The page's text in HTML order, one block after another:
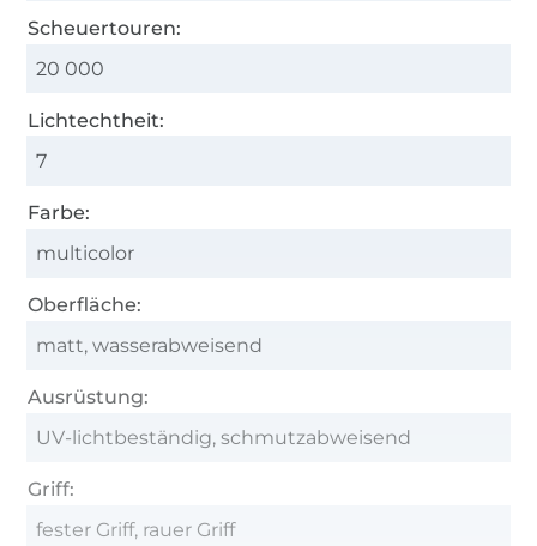
Scheuertouren:
20 000
Lichtechtheit:
7
Farbe:
multicolor
Oberfläche:
matt, wasserabweisend
Ausrüstung:
UV-lichtbeständig, schmutzabweisend
Griff:
fester Griff, rauer Griff